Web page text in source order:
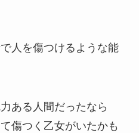
人を傷つけるような能
ある人間だったなら
傷つく乙女がいたかも